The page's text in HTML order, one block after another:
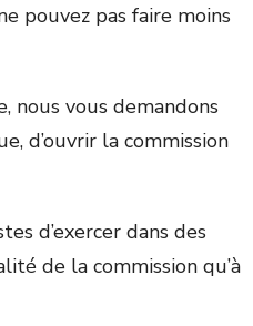
pouvez pas faire moins
nous vous demandons
d’ouvrir la commission
d’exercer dans des
de la commission qu’à